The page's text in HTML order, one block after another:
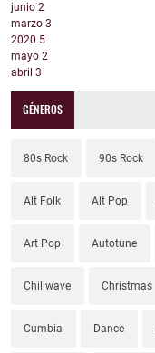
junio 2
marzo 3
2020 5
mayo 2
abril 3
GÉNEROS
80s Rock 90s Rock
Alt Folk Alt Pop
Art Pop Autotune
Chillwave Christmas
Cumbia Dance